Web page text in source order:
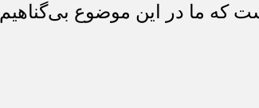
که ما در این موضوع بی‌گناهیم